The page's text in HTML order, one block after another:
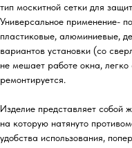
тип москитной сетки для
Универсальное применение-
пластиковые, алюминиевые,
вариантов установки (со
не мешает работе окна, легко
ремонтируется.
Изделие представляет собой
на которую натянуто
удобства использования,